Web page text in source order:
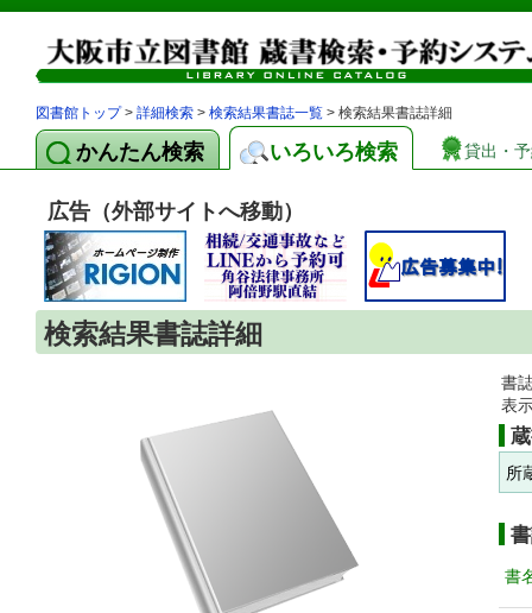
図書館トップ> 詳細検索 > 検索結果書誌一覧 > 検索結果書誌詳細
かんたん検索 いろいろ検索 貸出・
広告（外部サイトへ移動）
検索結果書誌詳細
書
表
所
書